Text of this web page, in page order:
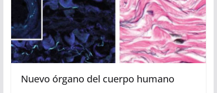
Nuevo órgano del cuerpo humano